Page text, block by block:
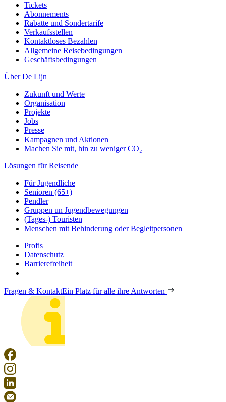
Tickets
Abonnements
Rabatte und Sondertarife
Verkaufsstellen
Kontaktloses Bezahlen
Allgemeine Reisebedingungen
Geschäftsbedingungen
Über De Lijn
Zukunft und Werte
Organisation
Projekte
Jobs
Presse
Kampagnen und Aktionen
Machen Sie mit, hin zu weniger CO₂
Lösungen für Reisende
Für Jugendliche
Senioren (65+)
Pendler
Gruppen un Jugendbewegungen
(Tages-) Touristen
Menschen mit Behinderung oder Begleitpersonen
Profis
Datenschutz
Barrierefreiheit
Fragen & KontaktEin Platz für alle ihre Antworten